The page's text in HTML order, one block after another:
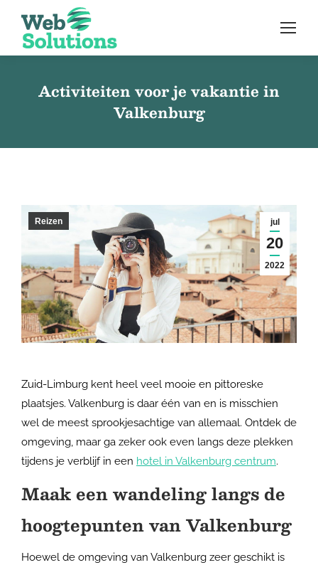
Activiteiten voor je vakantie in
Valkenburg
jul
20
2022
Reizen
Zuid-Limburg kent heel veel mooie en pittoreske
plaatsjes. Valkenburg is daar één van en is misschien
wel de meest sprookjesachtige van allemaal. Ontdek de
omgeving, maar ga zeker ook even langs deze plekken
tijdens je verblijf in een hotel in Valkenburg centrum.
Maak een wandeling langs de
hoogtepunten van Valkenburg
Hoewel de omgeving van Valkenburg zeer geschikt is